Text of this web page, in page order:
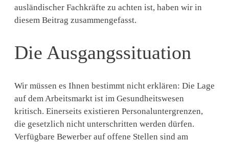
ausländischer Fachkräfte zu achten ist, haben wir in
diesem Beitrag zusammengefasst.
Die Ausgangssituation
Wir müssen es Ihnen bestimmt nicht erklären: Die Lage
auf dem Arbeitsmarkt ist im Gesundheitswesen
kritisch. Einerseits existieren Personaluntergrenzen,
die gesetzlich nicht unterschritten werden dürfen.
Verfügbare Bewerber auf offene Stellen sind am